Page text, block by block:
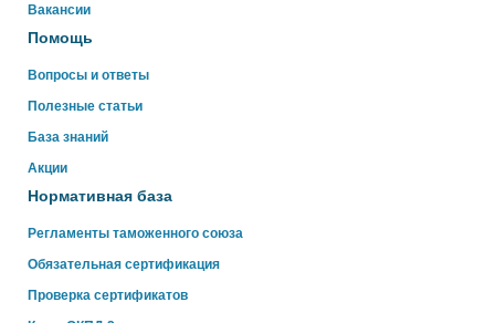
Вакансии
Помощь
Вопросы и ответы
Полезные статьи
База знаний
Акции
Нормативная база
Регламенты таможенного союза
Обязательная сертификация
Проверка сертификатов